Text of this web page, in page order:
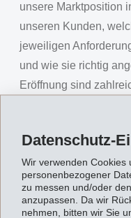
Datenschutz-
Wir verwenden Cookies
personenbezogener
zu messen und/oder
anzupassen. Da wir
nehmen, bitten wir Sie
unsere Marktposition
unseren Kunden,
jeweiligen
und wie sie richtig
Eröffnung sind
für Schulungen von
Distributoren.
unterschiedliche
Lösungen. Mit dem